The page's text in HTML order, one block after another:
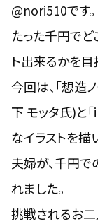
@nori510です。
たった千円でど
ト出来るかを目
今回は、「想造
下 モッタ氏)と「
なイラストを
夫婦が、千円で
れました。
挑戦されるお